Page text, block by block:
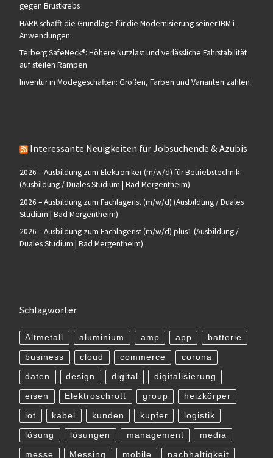
gegen Brustkrebs
HARK schafft die Grundlage für die Modernisierung seiner IBM i-
Anwendungen
Terberg SafeNeck®: Höhere Nutzlast und verlässliche Fahrstabilität
auf steilen Rampen
Inventur in Modegeschäften: Größen, Farben und Varianten zählen
Interessante Neuigkeiten für Jobsuchende & Azubis
2026 – Ausbildung zum Elektroniker (m/w/d) für Betriebstechnik
(Ausbildung / Duales Studium | Bad Mergentheim)
2026 – Ausbildung zum Fachlagerist (m/w/d) (Ausbildung / Duales
Studium | Bad Mergentheim)
2026 – Ausbildung zum Fachlagerist (m/w/d) plus1 (Ausbildung /
Duales Studium | Bad Mergentheim)
Schlagwörter
Altmetall aluminium amp app batterie
business cloud commerce corona
daten design digital digitalisierung
eisen Elektroschrott group heizkörper
iot kabel kunden kupfer logistik
lösung lösungen management media
messe Messing mobile nachhaltigkeit